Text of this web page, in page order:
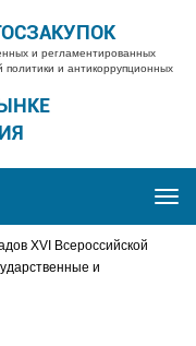
и регламентированных
политики и антикоррупционных
XVI Всероссийской
и